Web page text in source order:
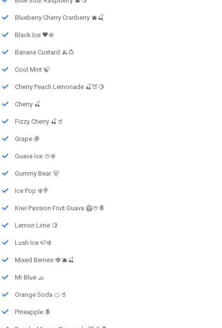
Blueberry Cherry Cranberry 🫐🍒
Black Ice 🖤❄️
Banana Custard 🍌🍮
Cool Mint 🍃
Cherry Peach Lemonade 🍒🍑🍋
Cherry 🍒
Fizzy Cherry 🍒🥤
Grape 🍇
Guava Ice 🍈❄️
Gummy Bear 🐻
Ice Pop ❄️🍭
Kiwi Passion Fruit Guava 🥝🍈🍍
Lemon Lime 🍋
Lush Ice 🍉❄️
Mixed Berries 🍓🫐🍒
Mr Blue 🧢
Orange Soda 🍊🥤
Pineapple 🍍